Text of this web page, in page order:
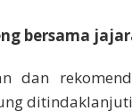
bersama
dan